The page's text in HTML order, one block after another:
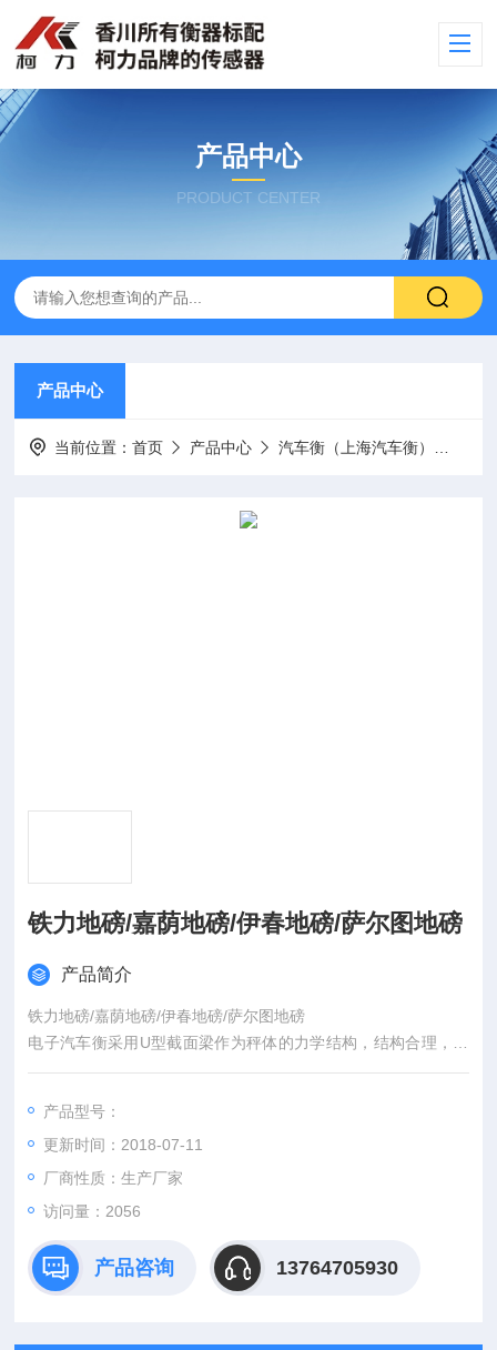
产品中心
PRODUCT CENTER
产品中心
当前位置：首页 产品中心 汽车衡（上海汽车衡）
铁力地磅/嘉荫地磅/伊春地磅/萨尔图地磅
产品简介
铁力地磅/嘉荫地磅/伊春地磅/萨尔图地磅
电子汽车衡采用U型截面梁作为秤体的力学结构，结构合理，用
料省，刚性强。焊接采用二氧化碳保焊连续焊缝，型腔全密封，
产品型号：
更新时间：2018-07-11
厂商性质：生产厂家
访问量：2056
产品咨询 13764705930